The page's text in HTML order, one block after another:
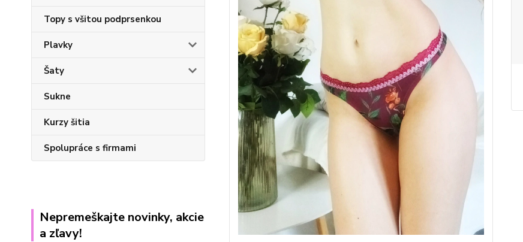
Topy s všitou podprsenkou
Plavky
Šaty
Sukne
Kurzy šitia
Spolupráce s firmami
Nepremeškajte novinky, akcie
a zľavy!